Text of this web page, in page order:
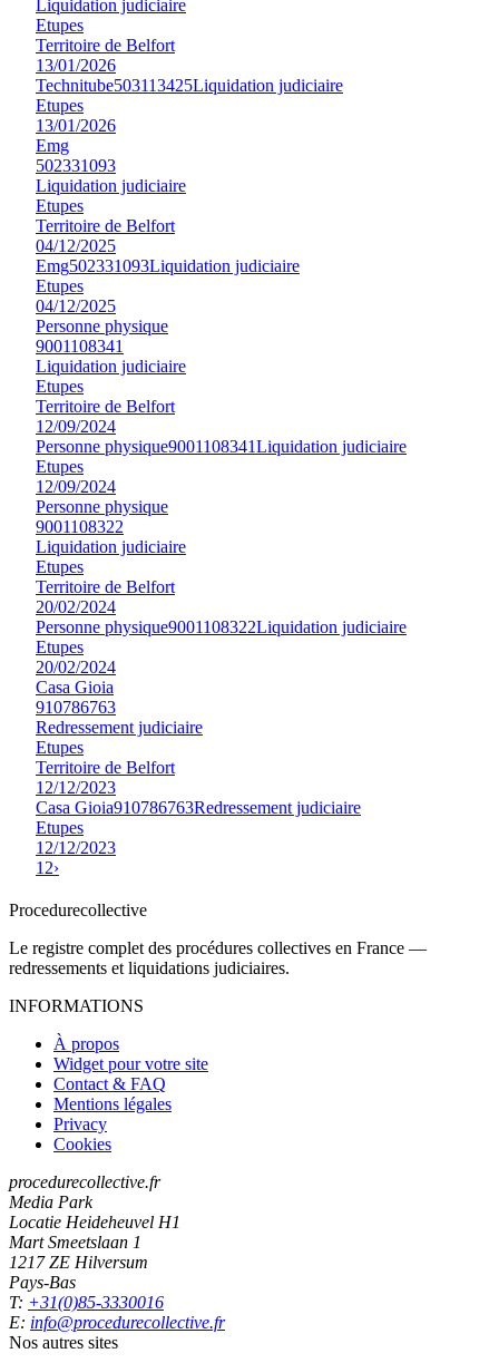
Liquidation judiciaire
Etupes
Territoire de Belfort
13/01/2026
Technitube503113425Liquidation judiciaire
Etupes
13/01/2026
Emg
502331093
Liquidation judiciaire
Etupes
Territoire de Belfort
04/12/2025
Emg502331093Liquidation judiciaire
Etupes
04/12/2025
Personne physique
9001108341
Liquidation judiciaire
Etupes
Territoire de Belfort
12/09/2024
Personne physique9001108341Liquidation judiciaire
Etupes
12/09/2024
Personne physique
9001108322
Liquidation judiciaire
Etupes
Territoire de Belfort
20/02/2024
Personne physique9001108322Liquidation judiciaire
Etupes
20/02/2024
Casa Gioia
910786763
Redressement judiciaire
Etupes
Territoire de Belfort
12/12/2023
Casa Gioia910786763Redressement judiciaire
Etupes
12/12/2023
1 2›
Procedurecollective
Le registre complet des procédures collectives en France —
redressements et liquidations judiciaires.
INFORMATIONS
À propos
Widget pour votre site
Contact & FAQ
Mentions légales
Privacy
Cookies
procedurecollective.fr
Media Park
Locatie Heideheuvel H1
Mart Smeetslaan 1
1217 ZE Hilversum
Pays-Bas
T: +31(0)85-3330016
E: info@procedurecollective.fr
Nos autres sites